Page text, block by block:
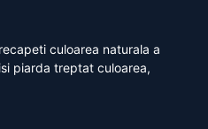
culoarea naturala a
piarda treptat culoarea,